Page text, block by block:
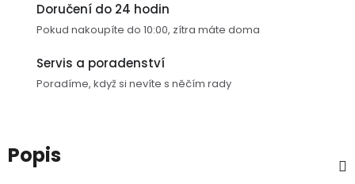
/
USB-
USB-
Doručení do 24 hodin
Pokud nakoupíte do 10:00, zítra máte doma
Servis a poradenství
Poradíme, když si nevíte s něčím rady
Popis